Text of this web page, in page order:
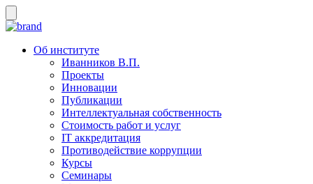
Об институте
Иванников В.П.
Проекты
Инновации
Публикации
Интеллектуальная собственность
Стоимость работ и услуг
IT аккредитация
Противодействие коррупции
Курсы
Семинары